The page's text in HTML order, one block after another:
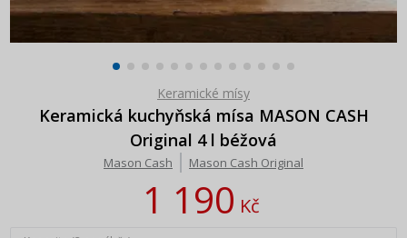
Keramické mísy
Keramická kuchyňská mísa MASON CASH
Original 4 l béžová
Mason Cash Mason Cash Original
1 190Kč